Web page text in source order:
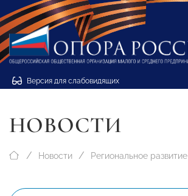
Версия для слабовидящих
НОВОСТИ
Новости Региональное развитие